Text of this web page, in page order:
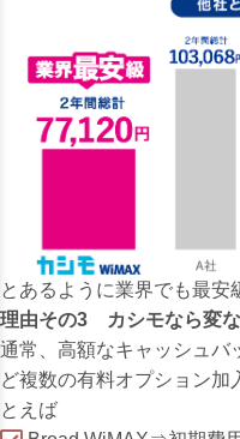
とあるように業界でも最安
理由その3 カシモなら変
通常、高額なキャッシュバ
ど複数の有料オプション加
とえば